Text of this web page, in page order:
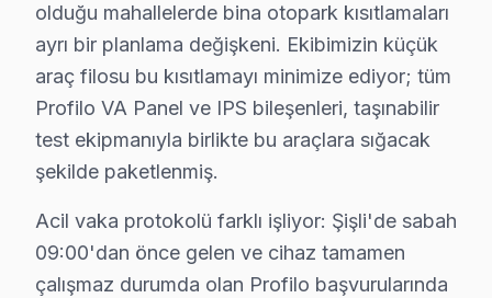
4.Backlight Sorunları
Teknik adı: Arka aydınlatma arızası
Fiziksel belirtisi: Ekranın karanlık olması veya
Neden : Kalitesiz LED bileşenleri ve tasarım
Fiyat aralığı (2025) : ₺1,500 - ₺3,000
Etkilenen modeller
5.Yazılım Hataları
Teknik adı: Yazılım güncelleme problemi
Fiziksel belirtisi: Ekranın donması veya yavaş
olduğu mahallelerde bina otopark kısıtlamaları
ayrı bir planlama değişkeni. Ekibimizin küçük
araç filosu bu kısıtlamayı minimize ediyor; tüm
Profilo VA Panel ve IPS bileşenleri, taşınabilir
test ekipmanıyla birlikte bu araçlara sığacak
şekilde paketlenmiş.
Acil vaka protokolü farklı işliyor: Şişli'de sabah
09:00'dan önce gelen ve cihaz tamamen
çalışmaz durumda olan Profilo başvurularında